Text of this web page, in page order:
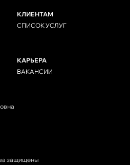
КЛИЕНТАМ
СПИСОК УСЛУГ
КАРЬЕРА
ВАКАНСИИ
защищены